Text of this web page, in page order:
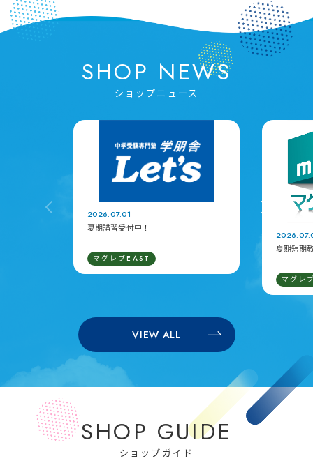
SHOP NEWS
ショップニュース
2026.07.01
夏期講習受付中！
マグレブEAST
夏期短期
マグレ
VIEW ALL
SHOP GUIDE
ショップガイド